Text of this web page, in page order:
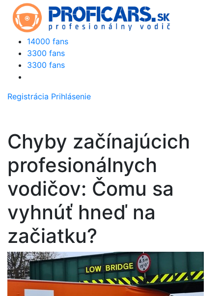
14000 fans
3300 fans
3300 fans
Registrácia Prihlásenie
Chyby začínajúcich
profesionálnych
vodičov: Čomu sa
vyhnúť hneď na
začiatku?